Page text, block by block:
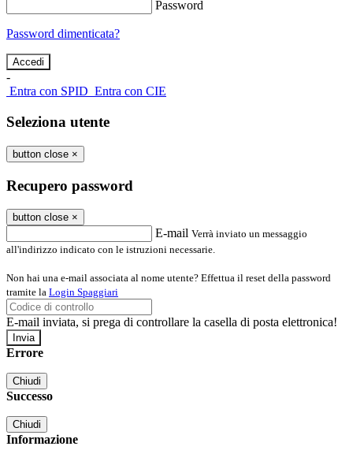
Password
Password dimenticata?
-
Entra con SPID Entra con CIE
Seleziona utente
button close ×
Recupero password
button close ×
E-mail Verrà inviato un messaggio
all'indirizzo indicato con le istruzioni necessarie.
Non hai una e-mail associata al nome utente? Effettua il reset della password
tramite la Login Spaggiari
E-mail inviata, si prega di controllare la casella di posta elettronica!
Errore
Chiudi
Successo
Chiudi
Informazione